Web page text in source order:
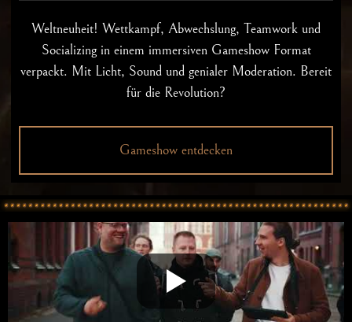
Weltneuheit! Wettkampf, Abwechslung, Teamwork und
Socializing in einem immersiven Gameshow Format
verpackt. Mit Licht, Sound und genialer Moderation. Bereit
für die Revolution?
Gameshow entdecken